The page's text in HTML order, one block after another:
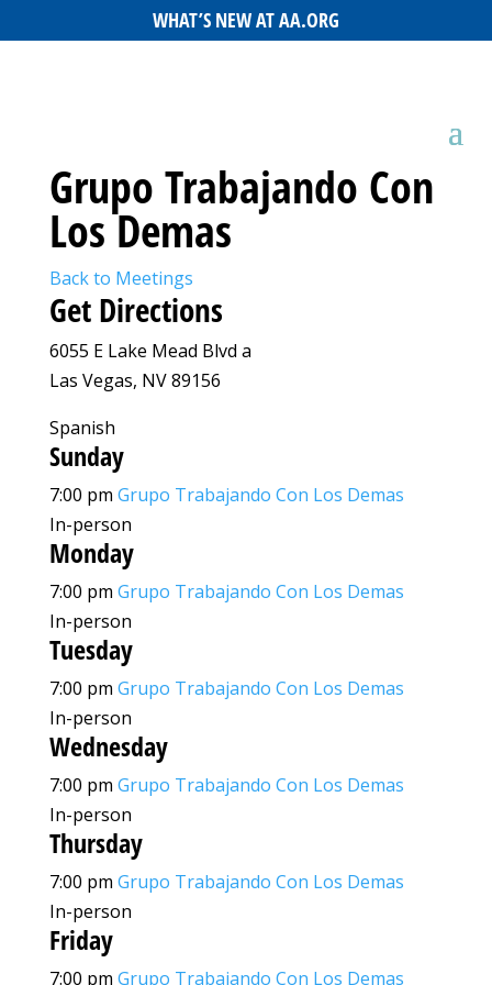
WHAT’S NEW AT AA.ORG
Grupo Trabajando Con
Los Demas
Back to Meetings
Get Directions
6055 E Lake Mead Blvd a
Las Vegas, NV 89156
Spanish
Sunday
7:00 pm Grupo Trabajando Con Los Demas
In-person
Monday
7:00 pm Grupo Trabajando Con Los Demas
In-person
Tuesday
7:00 pm Grupo Trabajando Con Los Demas
In-person
Wednesday
7:00 pm Grupo Trabajando Con Los Demas
In-person
Thursday
7:00 pm Grupo Trabajando Con Los Demas
In-person
Friday
7:00 pm Grupo Trabajando Con Los Demas